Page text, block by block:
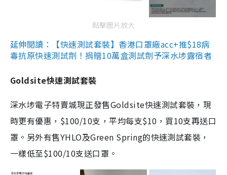
點擊圖片放大
延伸閱讀：【快速測試套裝】香港口罩廠acc+推$18病
毒抗原快速測試劑！捐贈10萬盒測試劑予深水埗露宿者
Goldsite快速測試套裝
深水埗電子特賣城現正發售Goldsite快速測試套裝，現
時更有優惠，$100/10支，平均每支$10，買10支再送口
罩。另外有售YHLO及Green Spring的快速測試套裝，
一樣低至$100/10支送口罩。